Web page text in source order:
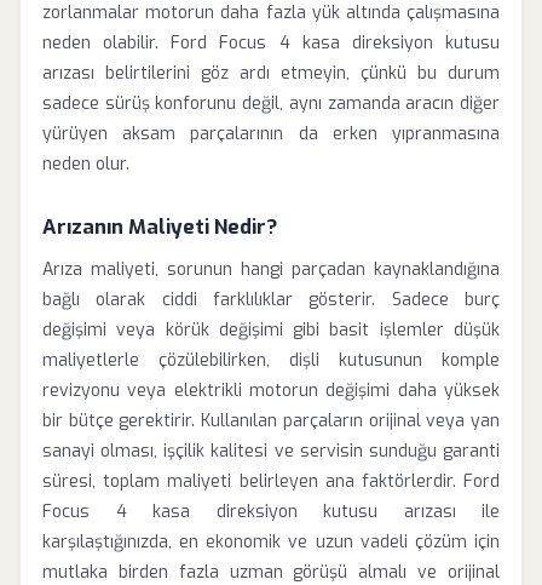
zorlanmalar motorun daha fazla yük altında çalışmasına
neden olabilir. Ford Focus 4 kasa direksiyon kutusu
arızası belirtilerini göz ardı etmeyin, çünkü bu durum
sadece sürüş konforunu değil, aynı zamanda aracın diğer
yürüyen aksam parçalarının da erken yıpranmasına
neden olur.
Arızanın Maliyeti Nedir?
Arıza maliyeti, sorunun hangi parçadan kaynaklandığına
bağlı olarak ciddi farklılıklar gösterir. Sadece burç
değişimi veya körük değişimi gibi basit işlemler düşük
maliyetlerle çözülebilirken, dişli kutusunun komple
revizyonu veya elektrikli motorun değişimi daha yüksek
bir bütçe gerektirir. Kullanılan parçaların orijinal veya yan
sanayi olması, işçilik kalitesi ve servisin sunduğu garanti
süresi, toplam maliyeti belirleyen ana faktörlerdir. Ford
Focus 4 kasa direksiyon kutusu arızası ile
karşılaştığınızda, en ekonomik ve uzun vadeli çözüm için
mutlaka birden fazla uzman görüşü almalı ve orijinal